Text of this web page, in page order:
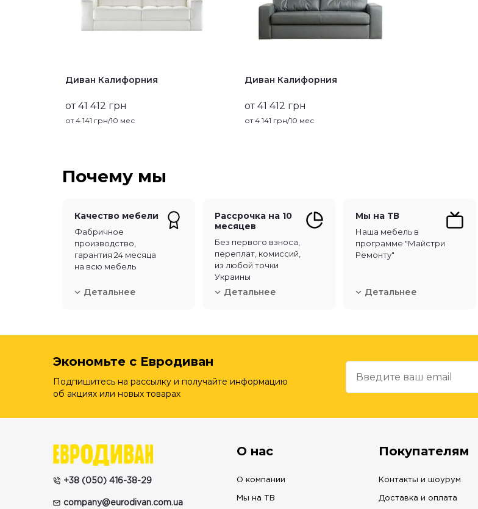
Диван Калифорния
от 41 412 грн
от4 141 грн/10 мес
Диван Калифорния
от 41 412 грн
от4 141 грн/10 мес
Почему мы
Качество мебели
Фабричное
производство,
гарантия 24 месяца
на всю мебель
Детальнее
Рассрочка на 10
месяцев
Без первого взноса,
переплат, комиссий,
из любой точки
Украины
Детальнее
Мы на ТВ
Наша мебель в
программе "Майстри
Ремонту"
Детальнее
Экономьте с Евродиван
Подпишитесь на рассылку и получайте информацию
об акциях или новых товарах
+38 (050) 416-38-29
company@eurodivan.com.ua
О нас
О компании
Мы на ТВ
Покупателям
Контакты и шоурум
Доставка и оплата